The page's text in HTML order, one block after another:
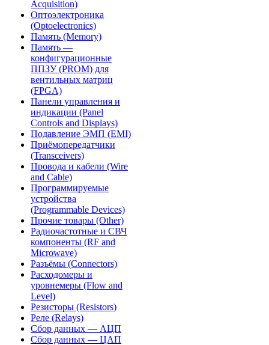
Acquisition)
Оптоэлектроника
(Optoelectronics)
Память (Memory)
Память —
конфигурационные
ППЗУ (PROM) для
вентильных матриц
(FPGA)
Панели управления и
индикации (Panel
Controls and Displays)
Подавление ЭМП (EMI)
Приёмопередатчики
(Transceivers)
Провода и кабели (Wire
and Cable)
Программируемые
устройства
(Programmable Devices)
Прочие товары (Other)
Радиочастотные и СВЧ
компоненты (RF and
Microwave)
Разъёмы (Connectors)
Расходомеры и
уровнемеры (Flow and
Level)
Резисторы (Resistors)
Реле (Relays)
Сбор данных — АЦП
Сбор данных — ЦАП